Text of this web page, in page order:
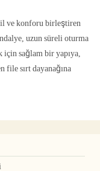
ve konforu birleştiren
uzun süreli oturma
için sağlam bir yapıya,
sırt dayanağına